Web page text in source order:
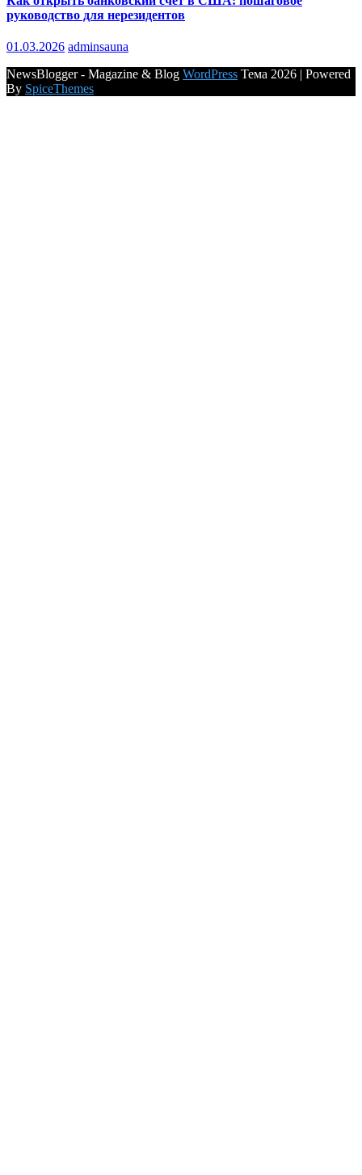
руководство для нерезидентов
01.03.2026 adminsauna
NewsBlogger - Magazine & Blog WordPress Тема 2026 | Powered
By SpiceThemes